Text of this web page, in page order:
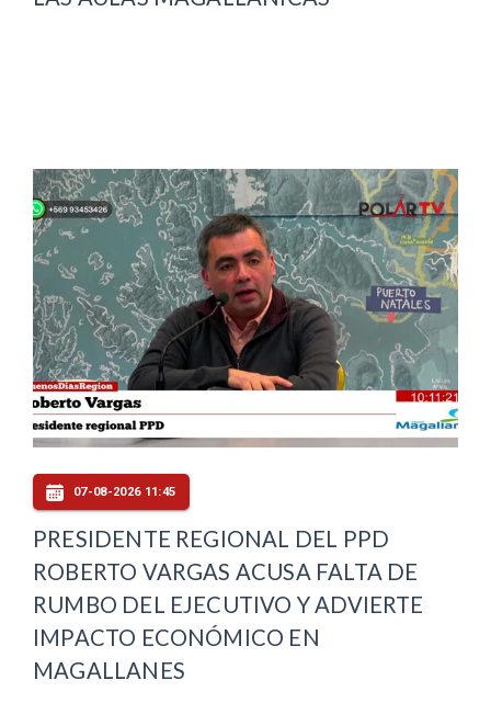
07-08-2026 11:45
PRESIDENTE REGIONAL DEL PPD
ROBERTO VARGAS ACUSA FALTA DE
RUMBO DEL EJECUTIVO Y ADVIERTE
IMPACTO ECONÓMICO EN
MAGALLANES